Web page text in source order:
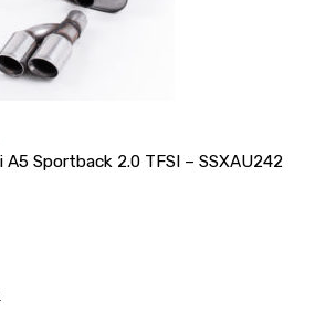
Sportback 2.0 TFSI – SSXAU242